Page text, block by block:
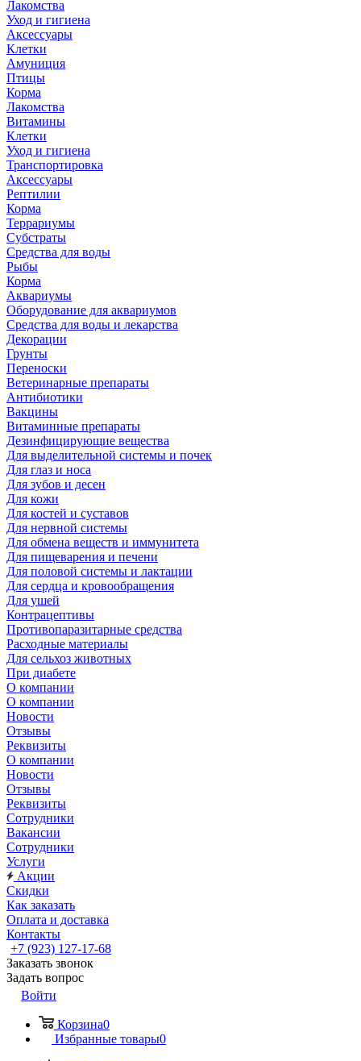
Лакомства
Уход и гигиена
Аксессуары
Клетки
Амуниция
Птицы
Корма
Лакомства
Витамины
Клетки
Уход и гигиена
Транспортировка
Аксессуары
Рептилии
Корма
Террариумы
Субстраты
Средства для воды
Рыбы
Корма
Аквариумы
Оборудование для аквариумов
Средства для воды и лекарства
Декорации
Грунты
Переноски
Ветеринарные препараты
Антибиотики
Вакцины
Витаминные препараты
Дезинфицирующие вещества
Для выделительной системы и почек
Для глаз и носа
Для зубов и десен
Для кожи
Для костей и суставов
Для нервной системы
Для обмена веществ и иммунитета
Для пищеварения и печени
Для половой системы и лактации
Для сердца и кровообращения
Для ушей
Контрацептивы
Противопаразитарные средства
Расходные материалы
Для сельхоз животных
При диабете
О компании
О компании
Новости
Отзывы
Реквизиты
О компании
Новости
Отзывы
Реквизиты
Сотрудники
Вакансии
Сотрудники
Услуги
Акции
Скидки
Как заказать
Оплата и доставка
Контакты
+7 (923) 127-17-68
Заказать звонок
Задать вопрос
Войти
Корзина0
Избранные товары0